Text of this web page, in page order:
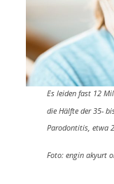
Es leiden fast 12
die Hälfte der 35-
Parodontitis, etwa
Foto: engin akyurt